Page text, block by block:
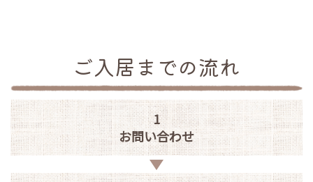
ご入居までの流れ
1
お問い合わせ